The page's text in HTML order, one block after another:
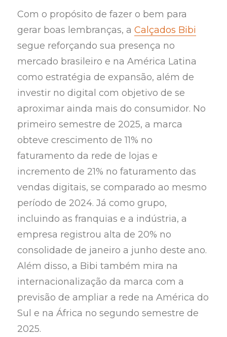
Com o propósito de fazer o bem para
gerar boas lembranças, aCalçados Bibi
segue reforçando sua presença no
mercado brasileiro e na América Latina
como estratégia de expansão, além de
investir no digital com objetivo de se
aproximar ainda mais do consumidor. No
primeiro semestre de 2025, a marca
obteve crescimento de 11% no
faturamento da rede de lojas e
incremento de 21% no faturamento das
vendas digitais, se comparado ao mesmo
período de 2024. Já como grupo,
incluindo as franquias e a indústria, a
empresa registrou alta de 20% no
consolidade de janeiro a junho deste ano.
Além disso, a Bibi também mira na
internacionalização da marca com a
previsão de ampliar a rede na América do
Sul e na África no segundo semestre de
2025.